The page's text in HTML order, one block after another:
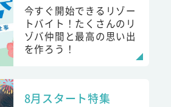
今すぐ開始できるリゾー
トバイト！たくさんのリ
ゾバ仲間と最高の思い出
を作ろう！
8月スタート特集